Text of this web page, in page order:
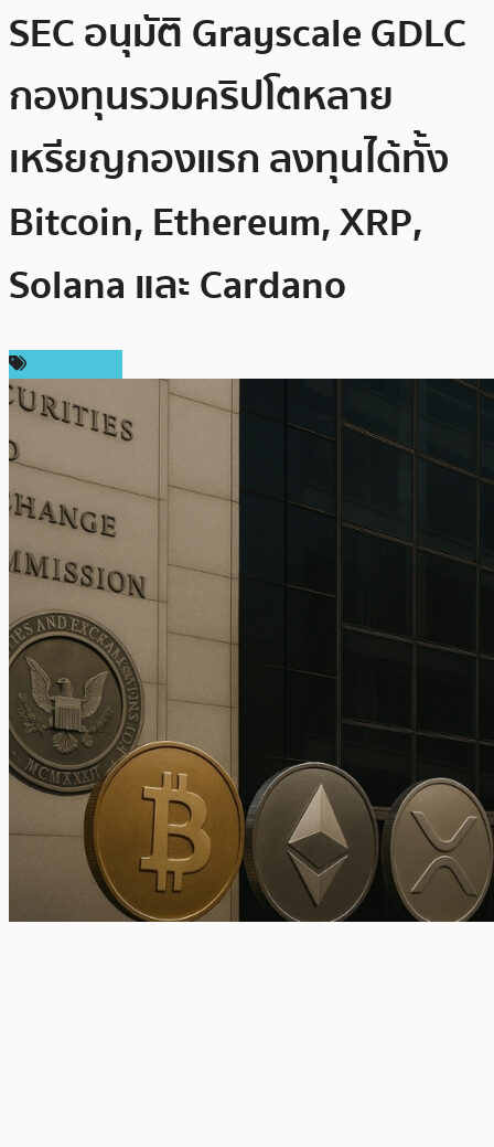
SEC อนุมัติ Grayscale GDLC
กองทุนรวมคริปโตหลาย
เหรียญกองแรก ลงทุนได้ทั้ง
Bitcoin, Ethereum, XRP,
Solana และ Cardano